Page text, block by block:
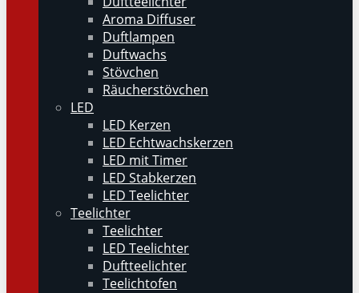
Aroma Diffuser
Duftlampen
Duftwachs
Stövchen
Räucherstövchen
LED
LED Kerzen
LED Echtwachskerzen
LED mit Timer
LED Stabkerzen
LED Teelichter
Teelichter
Teelichter
LED Teelichter
Duftteelichter
Teelichtofen